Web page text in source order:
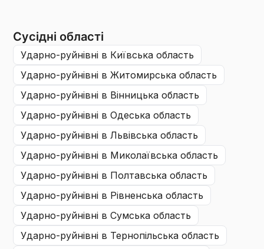
Сусідні області
ударно-руйнівні в Київська область
ударно-руйнівні в Житомирська область
ударно-руйнівні в Вінницька область
ударно-руйнівні в Одеська область
ударно-руйнівні в Львівська область
ударно-руйнівні в Миколаївська область
ударно-руйнівні в Полтавська область
ударно-руйнівні в Рівненська область
ударно-руйнівні в Сумська область
ударно-руйнівні в Тернопільська область